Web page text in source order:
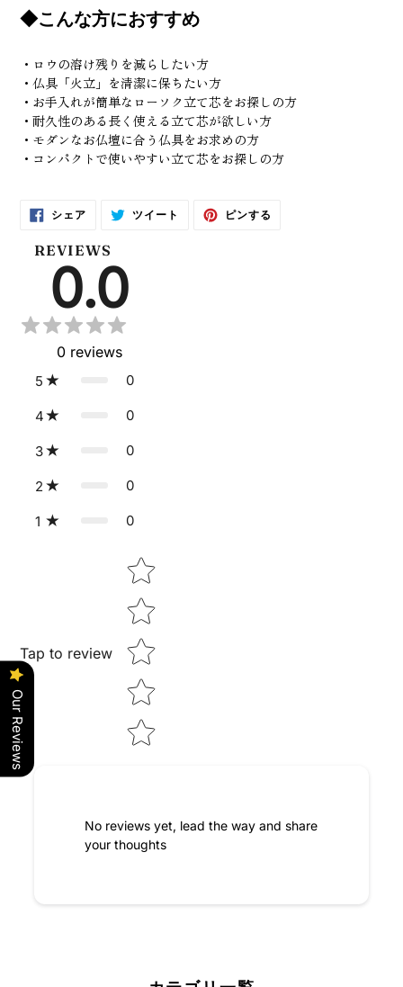
◆こんな方におすすめ
・ロウの溶け残りを減らしたい方
・仏具「火立」を清潔に保ちたい方
・お手入れが簡単なローソク立て芯をお探しの方
・耐久性のある長く使える立て芯が欲しい方
・モダンなお仏壇に合う仏具をお求めの方
・コンパクトで使いやすい立て芯をお探しの方
シェアFACEBOOK
ェ
ア
ツイート
TWITTERピンする
REVIEWS
0.0
0 reviews
5 0
4 0
3 0
2 0
1 0
Tap to review
Star rating
No reviews yet, lead the way and share
your thoughts
Our Reviews